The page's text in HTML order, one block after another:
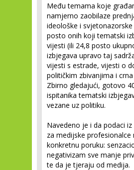
Među temama koje
namjerno zaobilaze
ideološke i svjetonazorske
posto onih koji tematski
vijesti (ili 24,8 posto
izbjegava upravo taj
vijesti s estrade, vijesti o
političkim zbivanjima i
Zbirno gledajući, gotovo
ispitanika tematski
vezane uz politiku.
Navedeno je i da podaci
za medijske profesionalce
konkretnu poruku:
negativizam sve manje
te da je tjeraju od medija.